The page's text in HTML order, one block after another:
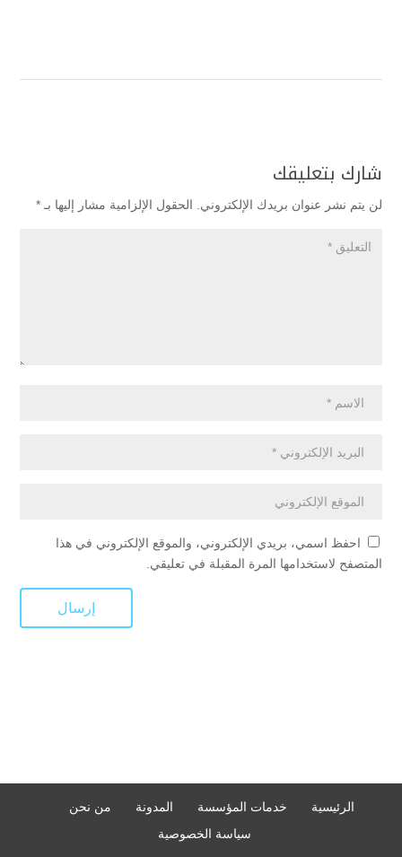
شارك بتعليقك
لن يتم نشر عنوان بريدك الإلكتروني. الحقول الإلزامية مشار إليها بـ *
احفظ اسمي، بريدي الإلكتروني، والموقع الإلكتروني في هذا
المتصفح لاستخدامها المرة المقبلة في تعليقي.
الرئيسية خدمات المؤسسة المدونة
من نحن
سياسة الخصوصية